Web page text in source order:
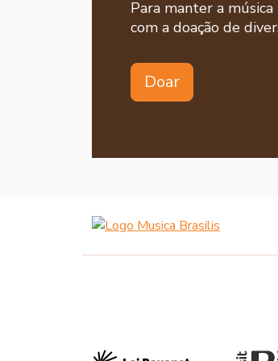
Para manter a
com a doação de
Doar